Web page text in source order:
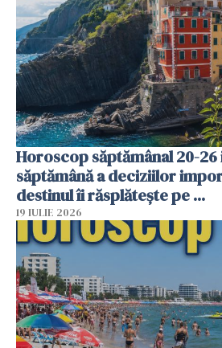
Horoscop săptămânal 20-26
săptămână a deciziilor
destinul îi răsplătește pe ...
19 IULIE 2026